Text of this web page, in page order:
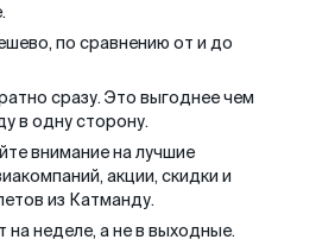
по сравнению от и до
сразу. Это выгоднее чем
в одну сторону.
внимание на лучшие
акции, скидки и
из Катманду.
на неделе, а не в выходные.